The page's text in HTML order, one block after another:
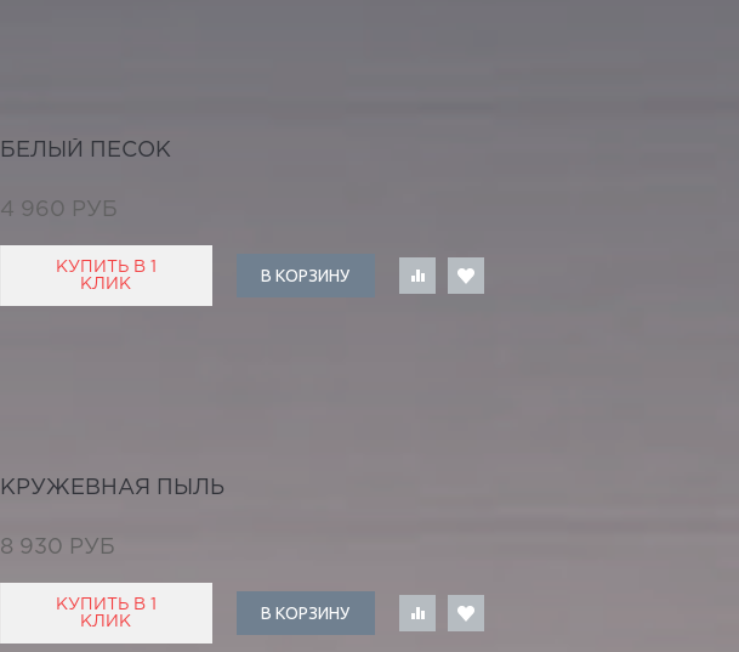
БЕЛЫЙ ПЕСОК
4 960 РУБ
КУПИТЬ В 1
КЛИК
В КОРЗИНУ
КРУЖЕВНАЯ ПЫЛЬ
8 930 РУБ
КУПИТЬ В 1
КЛИК
В КОРЗИНУ